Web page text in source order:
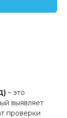
– это
выявляет
проверки